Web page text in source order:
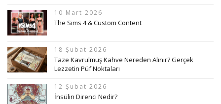
10 Mart 2026
The Sims 4 & Custom Content
18 Şubat 2026
Taze Kavrulmuş Kahve Nereden Alınır? Gerçek
Lezzetin Püf Noktaları
12 Şubat 2026
İnsülin Direnci Nedir?